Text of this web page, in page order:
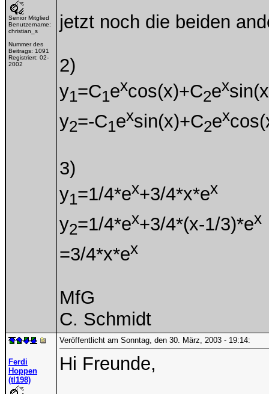
Senior Mitglied
Benutzername:
christian_s
Nummer des
Beitrags: 1091
Registriert: 02-
2002
jetzt noch die beiden
2)
y1=C1excos(x)+C2ex
y2=-C1exsin(x)+C2ex
3)
y1=1/4*ex+3/4*x*ex
y2=1/4*ex+3/4*(x-1/3)*ex
=3/4*x*ex
MfG
C. Schmidt
Ferdi
Hoppen
(tl198)
Veröffentlicht am Sonntag, den 30. März, 2003 - 19:14:
Hi Freunde,